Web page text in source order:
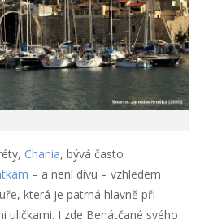
Chania, bývá často
– a není divu – vzhledem
která je patrná hlavně při
uličkami. I zde Benátčané svého